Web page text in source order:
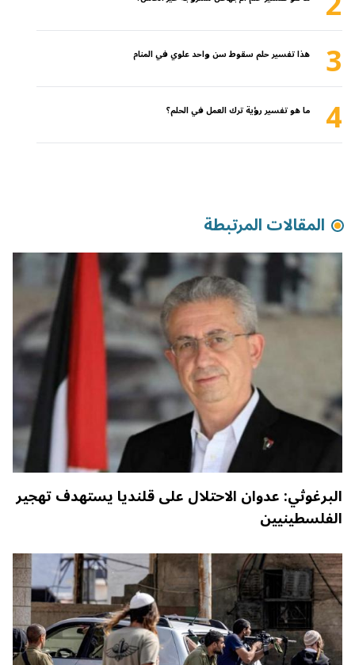
3 هذا تفسير حلم سقوط سن واحد علوي في المنام
4 ما هو تفسير رؤية ترك العمل في الحلم؟
المقالات المرتبطة
البرغوثي: عدوان الاحتلال على قلنديا يستهدف تهجير
الفلسطينيين